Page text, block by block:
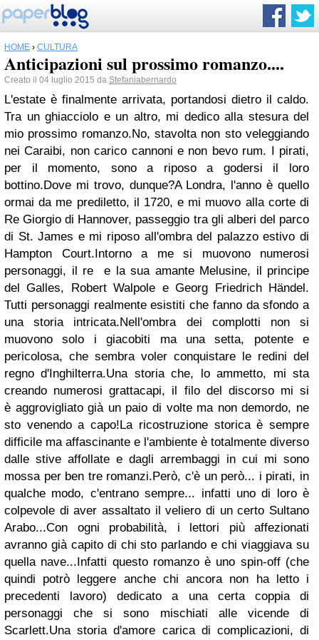
HOME › CULTURA
Anticipazioni sul prossimo romanzo....
Creato il 04 luglio 2015 da Stefaniabernardo
L'estate è finalmente arrivata, portandosi dietro il caldo.
Tra un ghiacciolo e un altro, mi dedico alla stesura del
mio prossimo romanzo.No, stavolta non sto veleggiando
nei Caraibi, non carico cannoni e non bevo rum. I pirati,
per il momento, sono a riposo a godersi il loro
bottino.Dove mi trovo, dunque?A Londra, l'anno è quello
ormai da me prediletto, il 1720, e mi muovo alla corte di
Re Giorgio di Hannover, passeggio tra gli alberi del parco
di St. James e mi riposo all'ombra del palazzo estivo di
Hampton Court.Intorno a me si muovono numerosi
personaggi, il re e la sua amante Melusine, il principe
del Galles, Robert Walpole eGeorg Friedrich Händel.
Tutti personaggi realmente esistiti che fanno da sfondo a
una storia intricata.Nell'ombra dei complotti non si
muovono solo i giacobiti ma una setta, potente e
pericolosa, che sembra voler conquistare le redini del
regno d'Inghilterra.Una storia che, loammetto, mi sta
creando numerosi grattacapi, il filo del discorso mi si
è aggrovigliato già un paio di volte ma non demordo, ne
sto venendo a capo!La ricostruzione storica è sempre
difficile ma affascinante e l'ambiente è totalmente diverso
dalle stive affollate e dagli arrembaggi in cui mi sono
mossa per ben tre romanzi.Però, c'è un però... i pirati, in
qualche modo, c'entrano sempre... infatti uno di loro è
colpevole di aver assaltato il veliero di un certo Sultano
Arabo...Con ogni probabilità, i lettori più affezionati
avranno già capito di chi sto parlando e chi viaggiava su
quella nave...Infatti questo romanzo è uno spin-off (che
quindi potrò leggere anche chi ancora non ha letto i
precedenti lavoro) dedicato a una certa coppia di
personaggi che si sono mischiati alle vicende di
Scarlett.Una storia d'amore carica di complicazioni, di